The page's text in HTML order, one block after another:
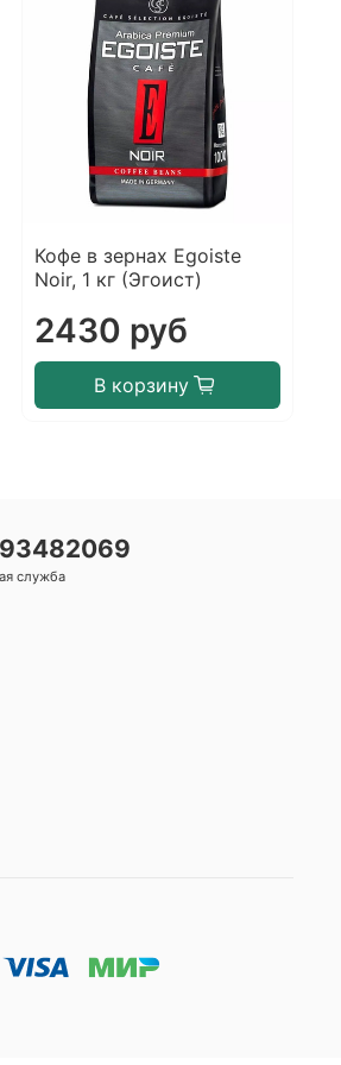
Кофе в зернах Egoiste
Noir, 1 кг (Эгоист)
2430 руб
В корзину
служба